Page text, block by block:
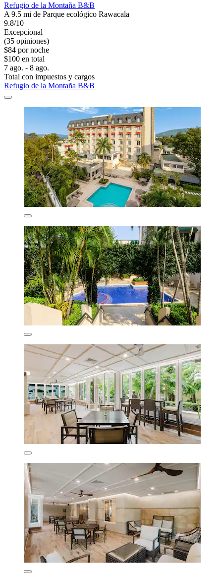
Refugio de la Montaña B&B
A 9.5 mi de Parque ecológico Rawacala
9.8/10
Excepcional
(35 opiniones)
$84 por noche
$100 en total
7 ago. - 8 ago.
Total con impuestos y cargos
Refugio de la Montaña B&B